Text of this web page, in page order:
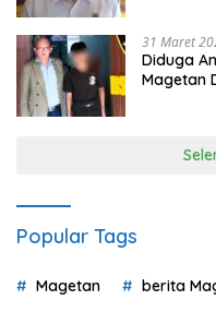
31 Maret
Diduga
Magetan
Popular Tags
Magetan berita